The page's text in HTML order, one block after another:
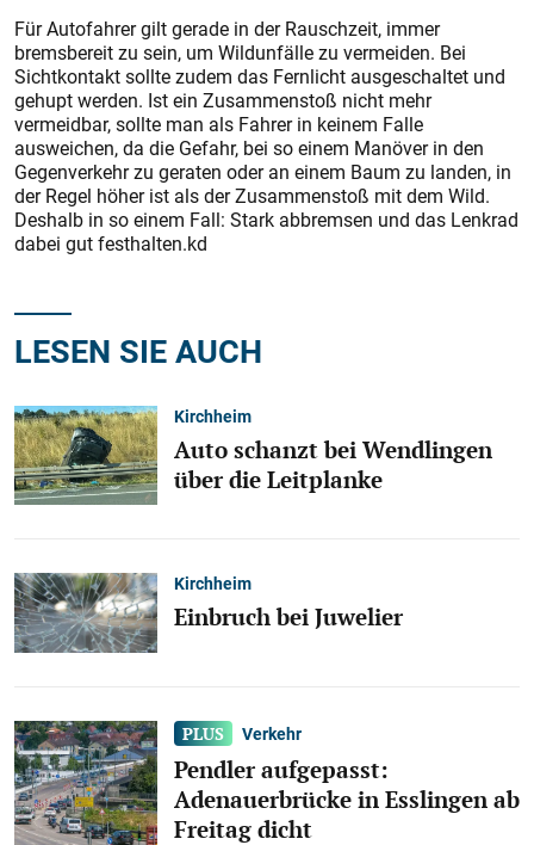
Für Autofahrer gilt gerade in der Rauschzeit, immer
bremsbereit zu sein, um Wildunfälle zu vermeiden. Bei
Sichtkontakt sollte zudem das Fernlicht ausgeschaltet und
gehupt werden. Ist ein Zusammenstoß nicht mehr
vermeidbar, sollte man als Fahrer in keinem Falle
ausweichen, da die Gefahr, bei so einem Manöver in den
Gegenverkehr zu geraten oder an einem Baum zu landen, in
der Regel höher ist als der Zusammenstoß mit dem Wild.
Deshalb in so einem Fall: Stark abbremsen und das Lenkrad
dabei gut festhalten.kd
LESEN SIE AUCH
Kirchheim
Auto schanzt bei Wendlingen
über die Leitplanke
Kirchheim
Einbruch bei Juwelier
Verkehr
Pendler aufgepasst:
Adenauerbrücke in Esslingen ab
Freitag dicht